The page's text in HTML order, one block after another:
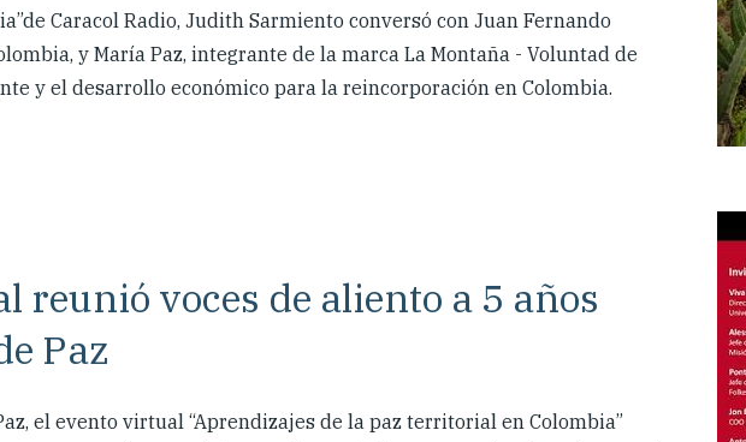
Caracol Radio, Judith Sarmiento conversó con Juan Fernando
y María Paz, integrante de la marca La Montaña - Voluntad de
y el desarrollo económico para la reincorporación en Colombia.
reunió voces de aliento a 5 años
Paz
el evento virtual “Aprendizajes de la paz territorial en Colombia”